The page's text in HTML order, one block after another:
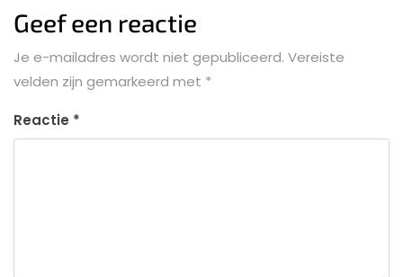
Geef een reactie
Je e-mailadres wordt niet gepubliceerd. Vereiste
velden zijn gemarkeerd met *
Reactie *